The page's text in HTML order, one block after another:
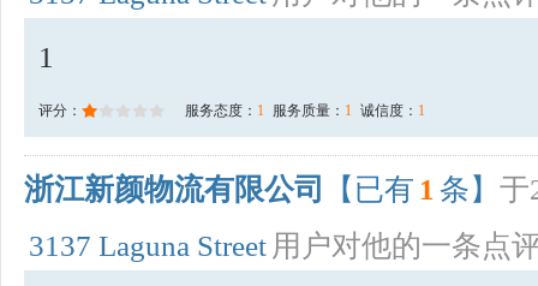
1
评分： 服务态度： 1 服务质量： 1 诚信度： 1
浙江新颜物流有限公司 【已有 1 条】 于
3137 Laguna Street 用户对他的一条点